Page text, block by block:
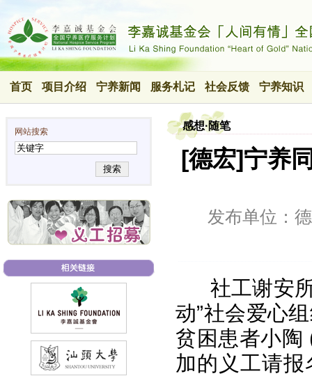
首页 项目介绍 宁养新闻 服务札记 社会反馈 宁养知识
网站搜索
搜索
感想·随笔
[德宏]宁养
发布单位：
社工谢安
动”社会爱心
贫困患者小陶
加的义工请